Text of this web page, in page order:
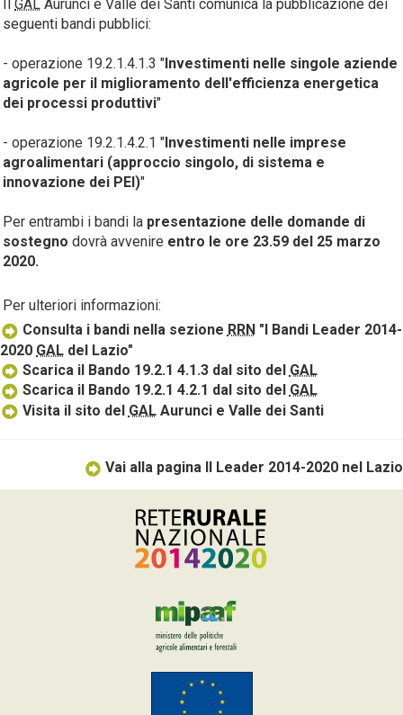
GAL Aurunci e Valle dei Santi comunica la pubblicazione dei
seguenti bandi pubblici:
- operazione 19.2.1.4.1.3 " Investimenti nelle singole aziende
agricole per il miglioramento dell'efficienza energetica
dei processi produttivi"
- operazione 19.2.1.4.2.1 " Investimenti nelle imprese
agroalimentari (approccio singolo, di sistema e
innovazione dei PEI)"
Per entrambi i bandi la presentazione delle domande di
sostegno dovrà avvenire entro le ore 23.59 del 25 marzo
2020.
Per ulteriori informazioni:
Consulta i bandi nella sezione RRN "I Bandi Leader 2014-
2020 GAL del Lazio"
Scarica il Bando 19.2.1 4.1.3 dal sito del GAL
Scarica il Bando 19.2.1 4.2.1 dal sito del GAL
Visita il sito del GALAurunci e Valle dei Santi
Vai alla pagina Il Leader 2014-2020 nel Lazio